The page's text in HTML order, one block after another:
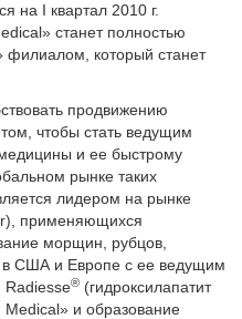
на I квартал 2010 г.
станет полностью
который станет
продвижению
чтобы стать ведущим
и ее быстрому
рынке таких
лидером на рынке
применяющихся
морщин, рубцов,
США и Европе с ее ведущим
Radiesse® (гидроксилапатит
и образование